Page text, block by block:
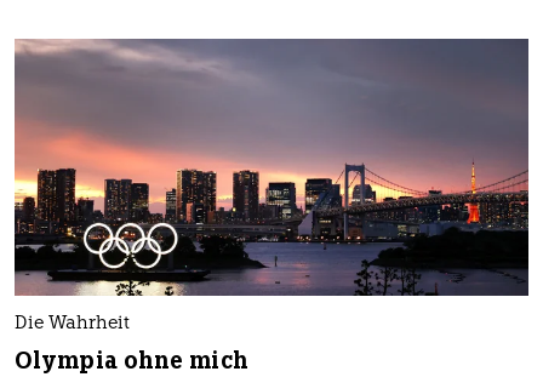
Die Wahrheit
Olympia ohne mich